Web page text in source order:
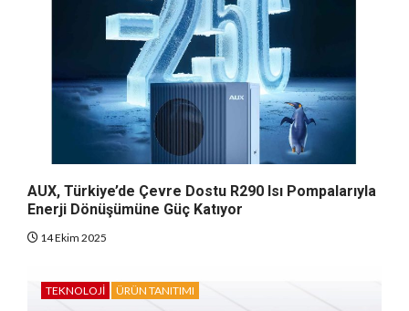
AUX, Türkiye’de Çevre Dostu R290 Isı Pompalarıyla
Enerji Dönüşümüne Güç Katıyor
14 Ekim 2025
TEKNOLOJI ÜRÜN TANITIMI